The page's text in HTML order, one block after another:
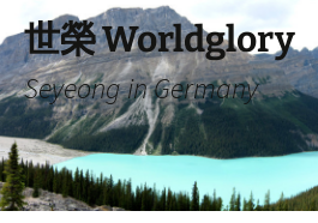
to
content
世榮 Worldglory
Seyeong in Germany